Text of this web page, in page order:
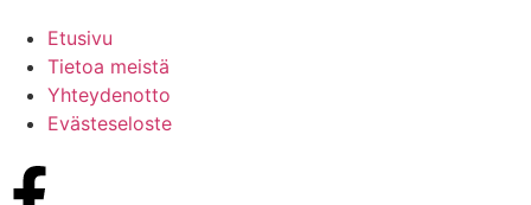
Etusivu
Tietoa meistä
Yhteydenotto
Evästeseloste